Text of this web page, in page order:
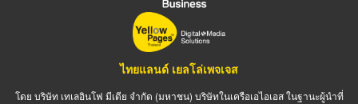
ไทยแลนด์ เยลโล่เพจเจส
โดย บริษัท เทเลอินโฟ มีเดีย จำกัด (มหาชน) บริษัทในเครือเอไอเอส ในฐานะผู้นำที่